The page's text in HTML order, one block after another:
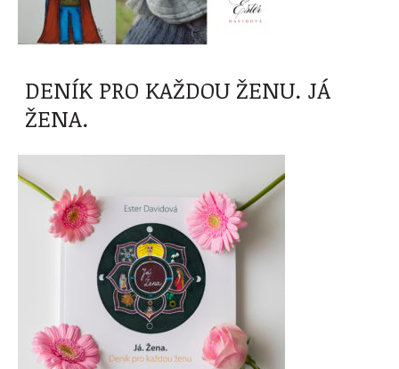
DENÍK PRO KAŽDOU ŽENU. JÁ
ŽENA.